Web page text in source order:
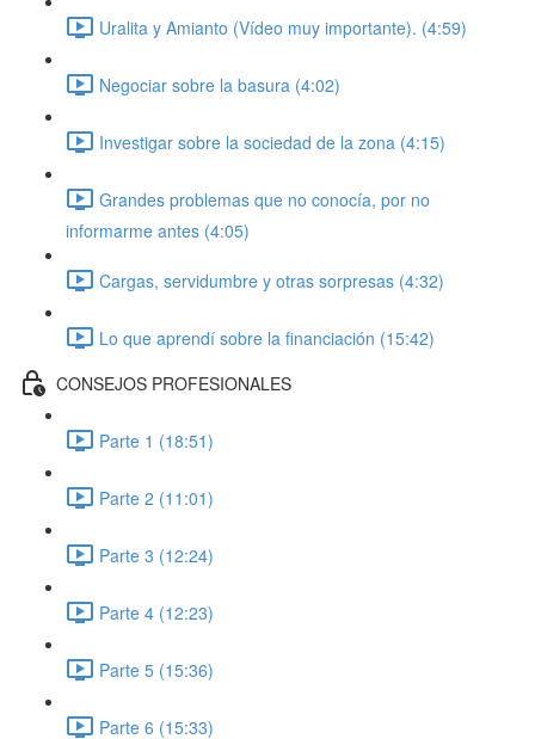
Uralita y Amianto (Vídeo muy importante). (4:59)
Negociar sobre la basura (4:02)
Investigar sobre la sociedad de la zona (4:15)
Grandes problemas que no conocía, por no
informarme antes (4:05)
Cargas, servidumbre y otras sorpresas (4:32)
Lo que aprendí sobre la financiación (15:42)
CONSEJOS PROFESIONALES
Parte 1 (18:51)
Parte 2 (11:01)
Parte 3 (12:24)
Parte 4 (12:23)
Parte 5 (15:36)
Parte 6 (15:33)